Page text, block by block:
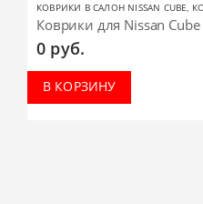
КОВРИКИ В САЛОН NISSAN CUBE,
Коврики для Nissan
0 руб.
В КОРЗИНУ